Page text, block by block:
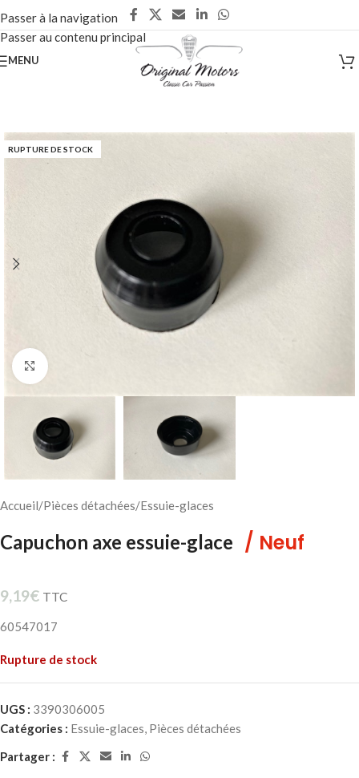
Passer à la navigation
Passer au contenu principal
MENU
RUPTURE DE STOCK
Cliquez pour agrandir
Accueil/Pièces détachées/Essuie-glaces
Capuchon axe essuie-glace / Neuf
9,19€ TTC
60547017
Rupture de stock
UGS : 3390306005
Catégories : Essuie-glaces, Pièces détachées
Partager :